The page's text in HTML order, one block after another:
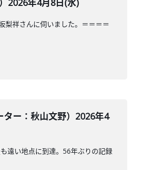
2026年4月8日(水)
梨祥さんに伺いました。＝＝＝＝
ター：秋山文野）2026年4
遠い地点に到達。56年ぶりの記録